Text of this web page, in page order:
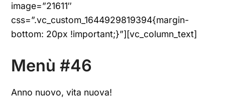
image=”21611″
css=”.vc_custom_1644929819394{margin-
bottom: 20px !important;}”][vc_column_text]
Menù #46
Anno nuovo, vita nuova!